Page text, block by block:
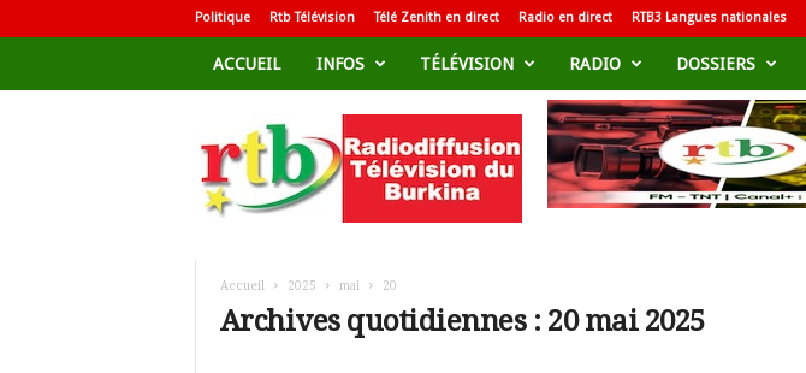
Politique Rtb Télévision Télé Zenith en direct Radio en direct RTB3 Langues nationales
ACCUEIL INFOS TÉLÉVISION RADIO DOSSIERS
d
i
Accueil 2025 mai 20
Archives quotidiennes : 20 mai 2025